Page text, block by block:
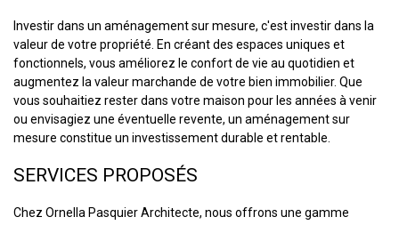
Investir dans un aménagement sur mesure, c'est investir dans la
valeur de votre propriété. En créant des espaces uniques et
fonctionnels, vous améliorez le confort de vie au quotidien et
augmentez la valeur marchande de votre bien immobilier. Que
vous souhaitiez rester dans votre maison pour les années à venir
ou envisagiez une éventuelle revente, un aménagement sur
mesure constitue un investissement durable et rentable.
SERVICES PROPOSÉS
Chez Ornella Pasquier Architecte, nous offrons une gamme